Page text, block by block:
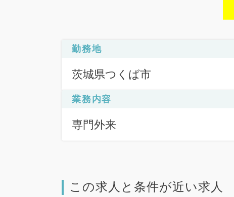
勤務地
茨城県つくば市
業務内容
専門外来
この求人と条件が近い求人